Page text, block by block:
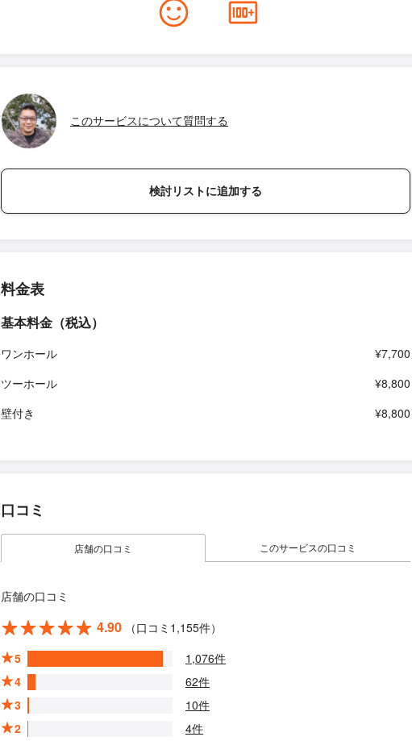
このサービスについて質問する
検討リストに追加する
料金表
基本料金（税込）
ワンホール
¥7,700
ツーホール
¥8,800
壁付き
¥8,800
口コミ
店舗の口コミ このサービスの口コミ
店舗の口コミ
4.90
（口コミ1,155件）
5
1,076件
4
62件
3
10件
2
4件